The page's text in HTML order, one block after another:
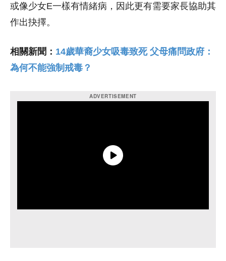
或像少女E一樣有情緒病，因此更有需要家長協助其
作出抉擇。
相關新聞： 14歲華裔少女吸毒致死 父母痛問政府：
為何不能強制戒毒？